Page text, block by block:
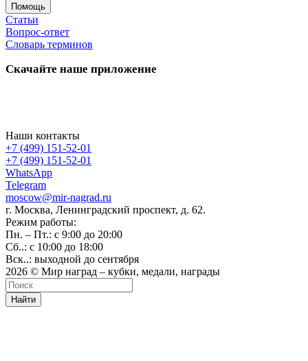
Помощь
Статьи
Вопрос-ответ
Словарь терминов
Скачайте наше приложение
Наши контакты
+7 (499) 151-52-01
+7 (499) 151-52-01
WhatsApp
Telegram
moscow@mir-nagrad.ru
г. Москва, Ленинградский проспект, д. 62.
Режим работы:
Пн. – Пт.: с 9:00 до 20:00
Сб..: с 10:00 до 18:00
Вск..: выходной до сентября
2026 © Мир наград – кубки, медали, награды
Найти